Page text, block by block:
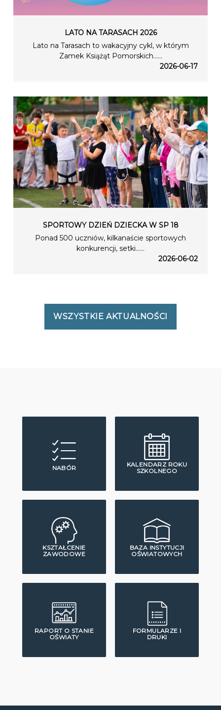
LATO NA TARASACH 2026
Lato na Tarasach to wakacyjny cykl, w którym
Zamek Książąt Pomorskich…...
2026-06-17
SPORTOWY DZIEŃ DZIECKA W SP 18
Ponad 500 uczniów, kilkanaście sportowych
konkurencji, setki…...
2026-06-02
WSZYSTKIE AKTUALNOŚCI
NABÓR
KALENDARZ ROKU
SZKOLNEGO
KSZTAŁCENIE
ZAWODOWE
BAZA INSTYTUCJI
OŚWIATOWYCH
RAPORT O STANIE
OŚWIATY
FORMULARZE I
DRUKI